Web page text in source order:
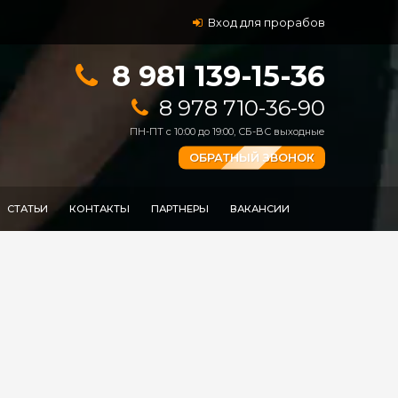
Вход для прорабов
8 981 139-15-36
8 978 710-36-90
ПН-ПТ с 10:00 до 19:00, СБ-ВС выходные
ОБРАТНЫЙ ЗВОНОК
СТАТЬИ КОНТАКТЫ ПАРТНЕРЫ ВАКАНСИИ